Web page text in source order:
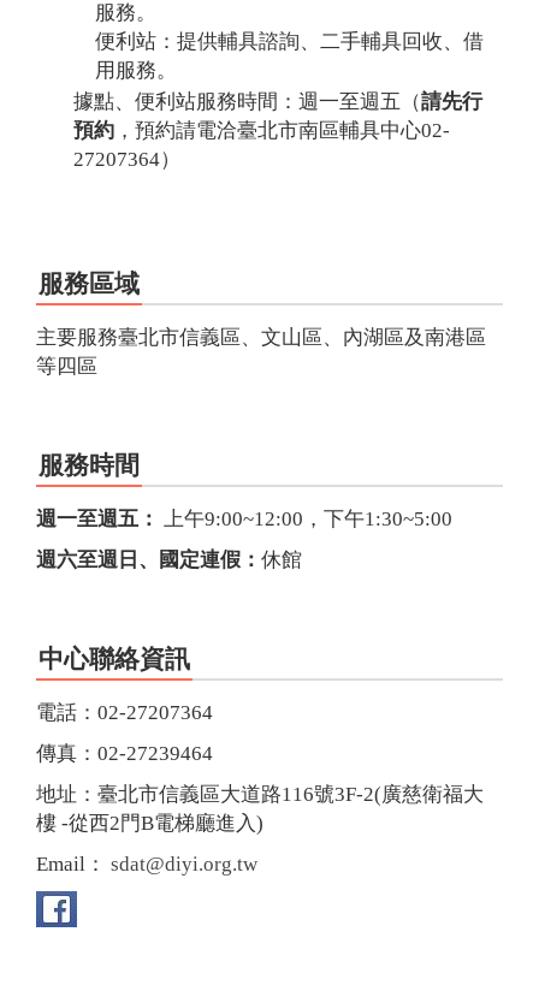
服務。
便利站：提供輔具諮詢、二手輔具回收、借
用服務。
據點、便利站服務時間：週一至週五（請先行
預約 ，預約請電洽臺北市南區輔具中心02-
27207364）
服務區域
主要服務臺北市信義區、文山區、內湖區及南港區
等四區
服務時間
週一至週五： 上午9:00~12:00，下午1:30~5:00
週六至週日、國定連假： 休館
中心聯絡資訊
電話：02-27207364
傳真：02-27239464
地址：臺北市信義區大道路116號3F-2(廣慈衛福大
樓 -從西2門B電梯廳進入)
Email： sdat@diyi.org.tw
社